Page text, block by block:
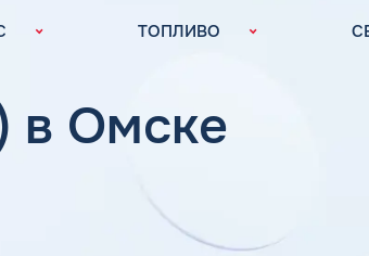
ТОПЛИВО
Бензин
Топливные бренды
в Омске